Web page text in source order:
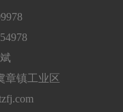
章镇工业区